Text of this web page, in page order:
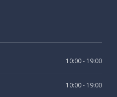
10:00 - 19:00
10:00 - 19:00